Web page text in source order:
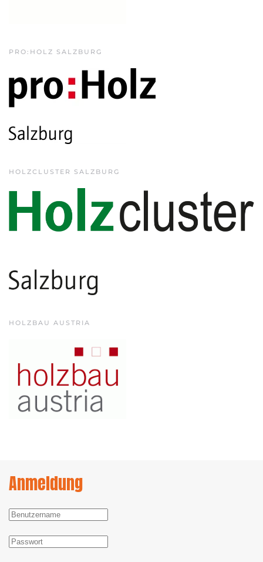
PRO:HOLZ SALZBURG
HOLZCLUSTER SALZBURG
HOLZBAU AUSTRIA
Anmeldung